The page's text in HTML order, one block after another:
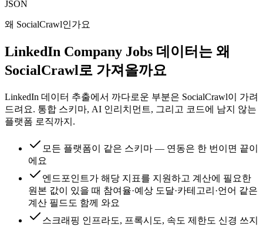
JSON
왜 SocialCrawl인가요
LinkedIn Company Jobs 데이터는 왜
SocialCrawl로 가져올까요
LinkedIn 데이터 추출에서 까다로운 부분은 SocialCrawl이 가려
드려요. 통합 스키마, AI 인리치먼트, 그리고 코드에 남지 않는
플랫폼 로직까지.
모든 플랫폼이 같은 스키마 — 연동은 한 번이면 끝이
에요
엔드포인트가 해당 지표를 지원하고 계산에 필요한
원본 값이 있을 때 참여율·예상 도달·카테고리·언어 같은
계산 필드도 함께 와요
스크래핑 인프라도, 프록시도, 속도 제한도 신경 쓰지